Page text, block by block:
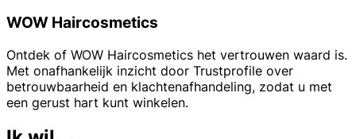
WOW Haircosmetics
Ontdek of WOW Haircosmetics het vertrouwen waard is.
Met onafhankelijk inzicht door Trustprofile over
betrouwbaarheid en klachtenafhandeling, zodat u met
een gerust hart kunt winkelen.